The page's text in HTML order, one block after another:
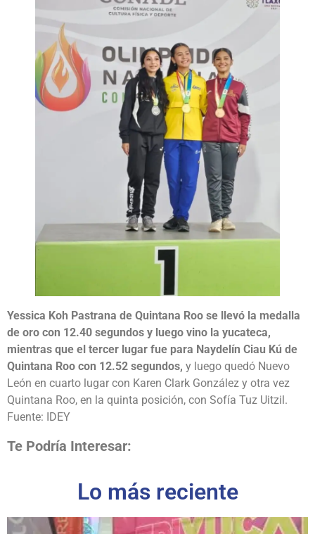
Yessica Koh Pastrana de Quintana Roo se llevó la medalla
de oro con 12.40 segundos y luego vino la yucateca,
mientras que el tercer lugar fue para Naydelín Ciau Kú de
Quintana Roo con 12.52 segundos, y luego quedó Nuevo
León en cuarto lugar con Karen Clark González y otra vez
Quintana Roo, en la quinta posición, con Sofía Tuz Uitzil.
Fuente: IDEY
Te Podría Interesar:
Lo más reciente